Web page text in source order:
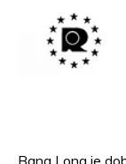
Bang Long je